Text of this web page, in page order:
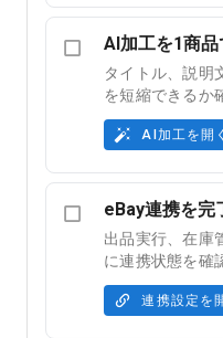
AI加工を1商
タイトル、説明
を短縮できるか
AI加工を開く
eBay連携を完
出品実行、在庫
に連携状態を確
連携設定を